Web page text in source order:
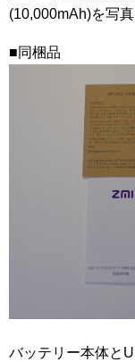
(10,000mAh)を写
■同梱品
バッテリー本体と